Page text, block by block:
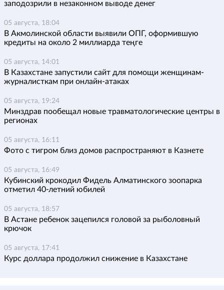
заподозрили в незаконном выводе денег
05 августа, 18:04
В Акмолинской области выявили ОПГ, оформившую
кредиты на около 2 миллиарда теңге
05 августа, 14:01
В Казахстане запустили сайт для помощи женщинам-
журналисткам при онлайн-атаках
05 августа, 19:24
Минздрав пообещал новые травматологические центры в
регионах
05 августа, 16:11
Фото с тигром близ домов распространяют в Казнете
05 августа, 16:49
Кубинский крокодил Фидель Алматинского зоопарка
отметил 40-летний юбилей
05 августа, 18:57
В Астане ребенок зацепился головой за рыболовный
крючок
05 августа, 17:41
Курс доллара продолжил снижение в Казахстане